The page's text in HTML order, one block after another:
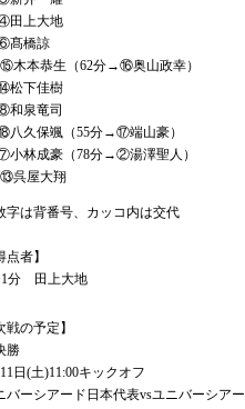
上大地
橋諒
木本恭生（62分→⑯奥山政幸）
下佳樹
泉竜司
久保颯（55分→⑰端山豪）
林成豪（78分→②湯澤聖人）
呉屋大翔
は背番号、カッコ内は交代
点者】
分 田上大地
戦の予定】
勝
日(土)11:00キックオフ
バーシアード日本代表vsユニバーシア